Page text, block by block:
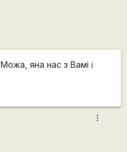
Можа, яна нас з Вамі і
more_vert